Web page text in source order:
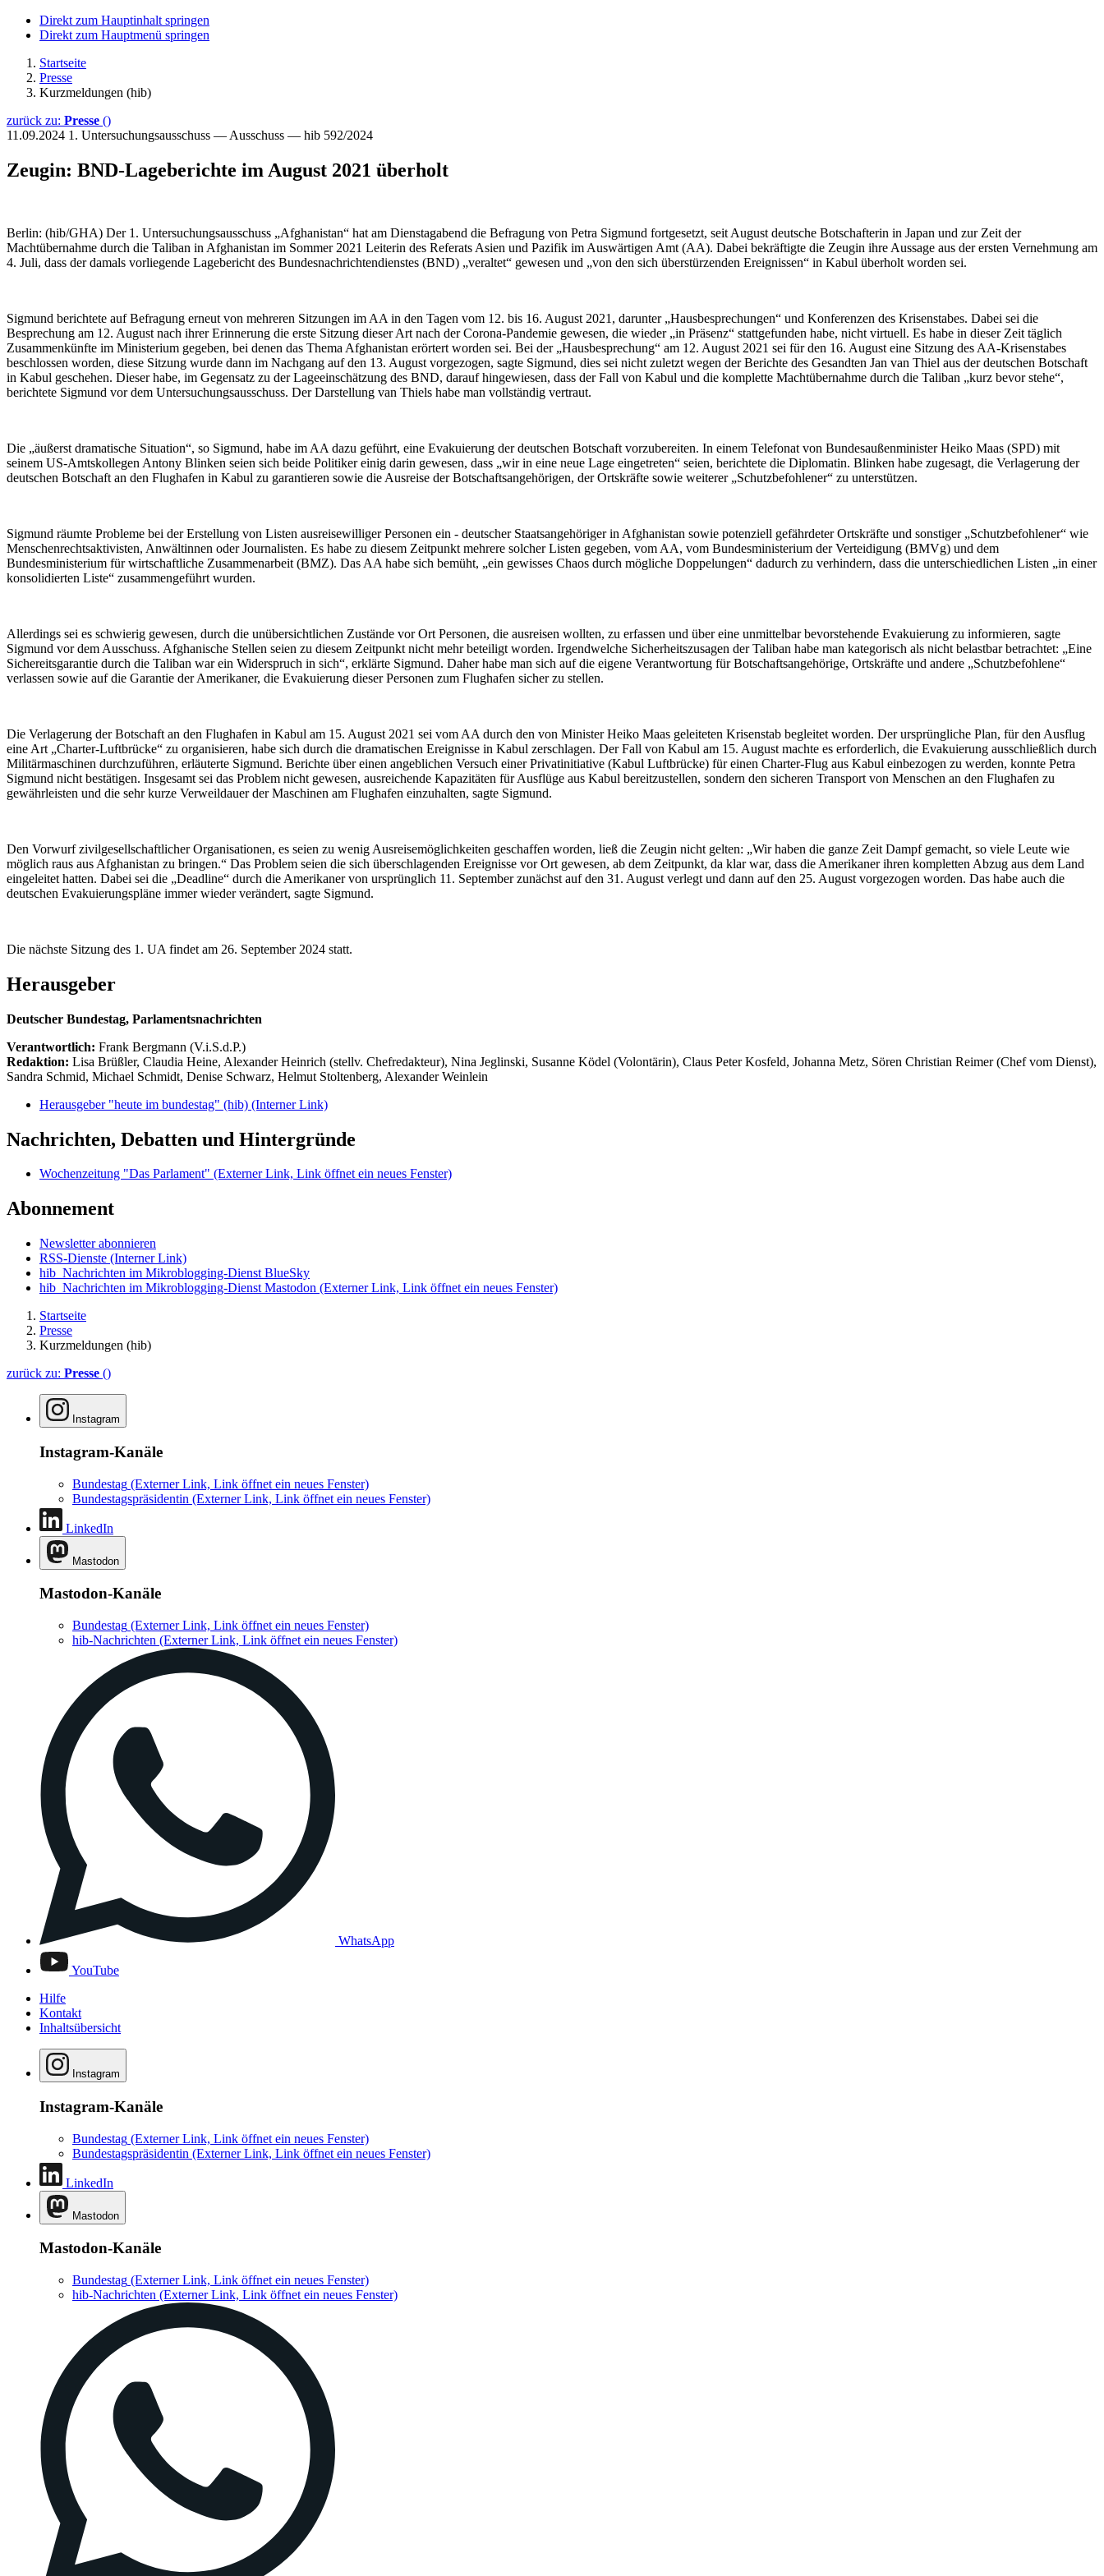
Direkt zum Hauptinhalt springen
Direkt zum Hauptmenü springen
Startseite
Presse
Kurzmeldungen (hib)
zurück zu: Presse ()
11.09.2024 1. Untersuchungsausschuss — Ausschuss — hib 592/2024
Zeugin: BND-Lageberichte im August 2021 überholt
Berlin: (hib/GHA) Der 1. Untersuchungsausschuss „Afghanistan“ hat am Dienstagabend die Befragung von Petra Sigmund fortgesetzt, seit August deutsche Botschafterin in Japan und zur Zeit der
Machtübernahme durch die Taliban in Afghanistan im Sommer 2021 Leiterin des Referats Asien und Pazifik im Auswärtigen Amt (AA). Dabei bekräftigte die Zeugin ihre Aussage aus der ersten Vernehmung am
4. Juli, dass der damals vorliegende Lagebericht des Bundesnachrichtendienstes (BND) „veraltet“ gewesen und „von den sich überstürzenden Ereignissen“ in Kabul überholt worden sei.
Sigmund berichtete auf Befragung erneut von mehreren Sitzungen im AA in den Tagen vom 12. bis 16. August 2021, darunter „Hausbesprechungen“ und Konferenzen des Krisenstabes. Dabei sei die
Besprechung am 12. August nach ihrer Erinnerung die erste Sitzung dieser Art nach der Corona-Pandemie gewesen, die wieder „in Präsenz“ stattgefunden habe, nicht virtuell. Es habe in dieser Zeit täglich
Zusammenkünfte im Ministerium gegeben, bei denen das Thema Afghanistan erörtert worden sei. Bei der „Hausbesprechung“ am 12. August 2021 sei für den 16. August eine Sitzung des AA-Krisenstabes
beschlossen worden, diese Sitzung wurde dann im Nachgang auf den 13. August vorgezogen, sagte Sigmund, dies sei nicht zuletzt wegen der Berichte des Gesandten Jan van Thiel aus der deutschen Botschaft
in Kabul geschehen. Dieser habe, im Gegensatz zu der Lageeinschätzung des BND, darauf hingewiesen, dass der Fall von Kabul und die komplette Machtübernahme durch die Taliban „kurz bevor stehe“,
berichtete Sigmund vor dem Untersuchungsausschuss. Der Darstellung van Thiels habe man vollständig vertraut.
Die „äußerst dramatische Situation“, so Sigmund, habe im AA dazu geführt, eine Evakuierung der deutschen Botschaft vorzubereiten. In einem Telefonat von Bundesaußenminister Heiko Maas (SPD) mit
seinem US-Amtskollegen Antony Blinken seien sich beide Politiker einig darin gewesen, dass „wir in eine neue Lage eingetreten“ seien, berichtete die Diplomatin. Blinken habe zugesagt, die Verlagerung der
deutschen Botschaft an den Flughafen in Kabul zu garantieren sowie die Ausreise der Botschaftsangehörigen, der Ortskräfte sowie weiterer „Schutzbefohlener“ zu unterstützen.
Sigmund räumte Probleme bei der Erstellung von Listen ausreisewilliger Personen ein - deutscher Staatsangehöriger in Afghanistan sowie potenziell gefährdeter Ortskräfte und sonstiger „Schutzbefohlener“ wie
Menschenrechtsaktivisten, Anwältinnen oder Journalisten. Es habe zu diesem Zeitpunkt mehrere solcher Listen gegeben, vom AA, vom Bundesministerium der Verteidigung (BMVg) und dem
Bundesministerium für wirtschaftliche Zusammenarbeit (BMZ). Das AA habe sich bemüht, „ein gewisses Chaos durch mögliche Doppelungen“ dadurch zu verhindern, dass die unterschiedlichen Listen „in einer
konsolidierten Liste“ zusammengeführt wurden.
Allerdings sei es schwierig gewesen, durch die unübersichtlichen Zustände vor Ort Personen, die ausreisen wollten, zu erfassen und über eine unmittelbar bevorstehende Evakuierung zu informieren, sagte
Sigmund vor dem Ausschuss. Afghanische Stellen seien zu diesem Zeitpunkt nicht mehr beteiligt worden. Irgendwelche Sicherheitszusagen der Taliban habe man kategorisch als nicht belastbar betrachtet: „Eine
Sichereitsgarantie durch die Taliban war ein Widerspruch in sich“, erklärte Sigmund. Daher habe man sich auf die eigene Verantwortung für Botschaftsangehörige, Ortskräfte und andere „Schutzbefohlene“
verlassen sowie auf die Garantie der Amerikaner, die Evakuierung dieser Personen zum Flughafen sicher zu stellen.
Die Verlagerung der Botschaft an den Flughafen in Kabul am 15. August 2021 sei vom AA durch den von Minister Heiko Maas geleiteten Krisenstab begleitet worden. Der ursprüngliche Plan, für den Ausflug
eine Art „Charter-Luftbrücke“ zu organisieren, habe sich durch die dramatischen Ereignisse in Kabul zerschlagen. Der Fall von Kabul am 15. August machte es erforderlich, die Evakuierung ausschließlich durch
Militärmaschinen durchzuführen, erläuterte Sigmund. Berichte über einen angeblichen Versuch einer Privatinitiative (Kabul Luftbrücke) für einen Charter-Flug aus Kabul einbezogen zu werden, konnte Petra
Sigmund nicht bestätigen. Insgesamt sei das Problem nicht gewesen, ausreichende Kapazitäten für Ausflüge aus Kabul bereitzustellen, sondern den sicheren Transport von Menschen an den Flughafen zu
gewährleisten und die sehr kurze Verweildauer der Maschinen am Flughafen einzuhalten, sagte Sigmund.
Den Vorwurf zivilgesellschaftlicher Organisationen, es seien zu wenig Ausreisemöglichkeiten geschaffen worden, ließ die Zeugin nicht gelten: „Wir haben die ganze Zeit Dampf gemacht, so viele Leute wie
möglich raus aus Afghanistan zu bringen.“ Das Problem seien die sich überschlagenden Ereignisse vor Ort gewesen, ab dem Zeitpunkt, da klar war, dass die Amerikaner ihren kompletten Abzug aus dem Land
eingeleitet hatten. Dabei sei die „Deadline“ durch die Amerikaner von ursprünglich 11. September zunächst auf den 31. August verlegt und dann auf den 25. August vorgezogen worden. Das habe auch die
deutschen Evakuierungspläne immer wieder verändert, sagte Sigmund.
Die nächste Sitzung des 1. UA findet am 26. September 2024 statt.
Herausgeber
Deutscher Bundestag, Parlamentsnachrichten
Verantwortlich: Frank Bergmann (V.i.S.d.P.)
Redaktion: Lisa Brüßler, Claudia Heine, Alexander Heinrich (stellv. Chefredakteur), Nina Jeglinski, Susanne Ködel (Volontärin), Claus Peter Kosfeld, Johanna Metz, Sören Christian Reimer (Chef vom Dienst),
Sandra Schmid, Michael Schmidt, Denise Schwarz, Helmut Stoltenberg, Alexander Weinlein
Herausgeber "heute im bundestag" (hib) (Interner Link)
Nachrichten, Debatten und Hintergründe
Wochenzeitung "Das Parlament" (Externer Link, Link öffnet ein neues Fenster)
Abonnement
Newsletter abonnieren
RSS-Dienste (Interner Link)
hib_Nachrichten im Mikroblogging-Dienst BlueSky
hib_Nachrichten im Mikroblogging-Dienst Mastodon (Externer Link, Link öffnet ein neues Fenster)
Startseite
Presse
Kurzmeldungen (hib)
zurück zu: Presse ()
Instagram
Instagram-Kanäle
Bundestag (Externer Link, Link öffnet ein neues Fenster)
Bundestagspräsidentin (Externer Link, Link öffnet ein neues Fenster)
LinkedIn
Mastodon
Mastodon-Kanäle
Bundestag (Externer Link, Link öffnet ein neues Fenster)
hib-Nachrichten (Externer Link, Link öffnet ein neues Fenster)
WhatsApp
YouTube
Hilfe
Kontakt
Inhaltsübersicht
Instagram
Instagram-Kanäle
Bundestag (Externer Link, Link öffnet ein neues Fenster)
Bundestagspräsidentin (Externer Link, Link öffnet ein neues Fenster)
LinkedIn
Mastodon
Mastodon-Kanäle
Bundestag (Externer Link, Link öffnet ein neues Fenster)
hib-Nachrichten (Externer Link, Link öffnet ein neues Fenster)